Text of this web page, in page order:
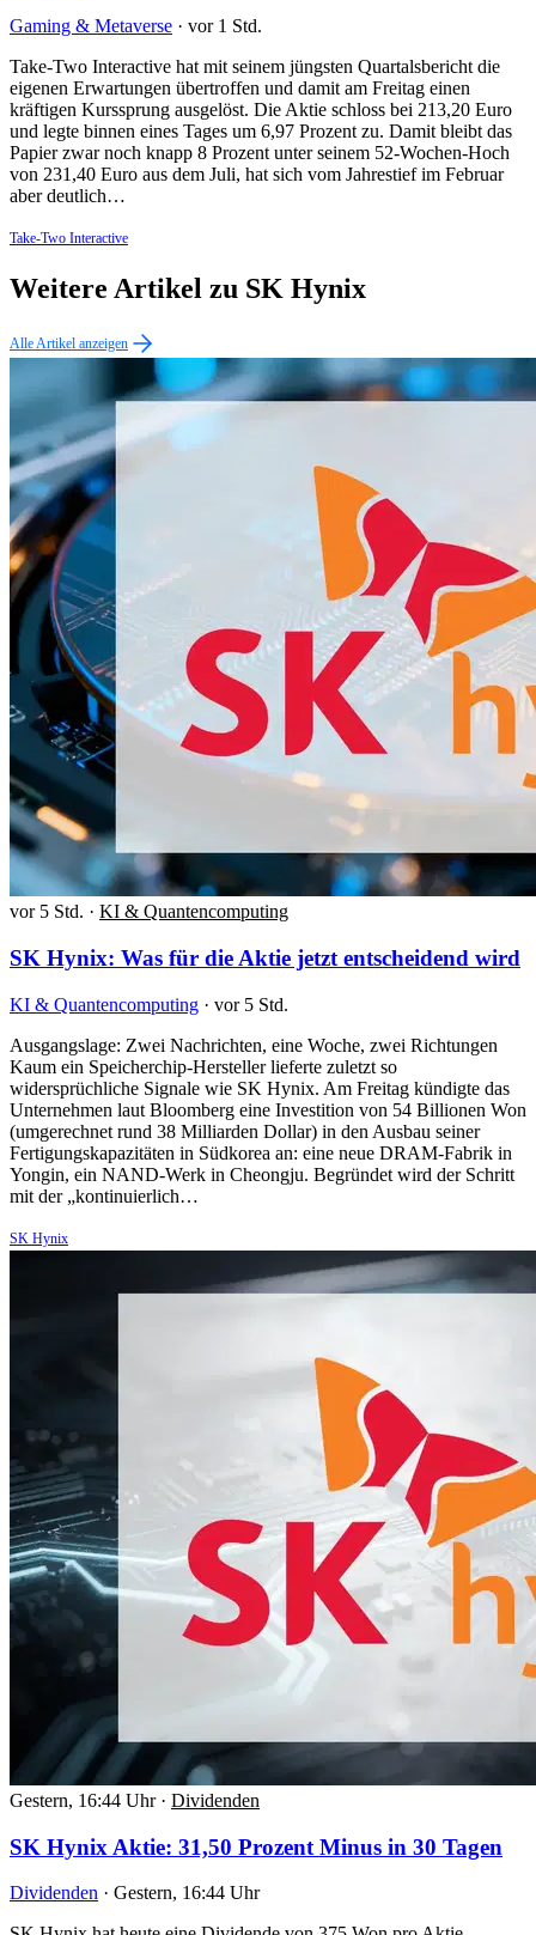
Gaming & Metaverse · vor 1 Std.
Take-Two Interactive hat mit seinem jüngsten Quartalsbericht die
eigenen Erwartungen übertroffen und damit am Freitag einen
kräftigen Kurssprung ausgelöst. Die Aktie schloss bei 213,20 Euro
und legte binnen eines Tages um 6,97 Prozent zu. Damit bleibt das
Papier zwar noch knapp 8 Prozent unter seinem 52-Wochen-Hoch
von 231,40 Euro aus dem Juli, hat sich vom Jahrestief im Februar
aber deutlich…
Take-Two Interactive
Weitere Artikel zu SK Hynix
Alle Artikel anzeigen
vor 5 Std. · KI & Quantencomputing
SK Hynix: Was für die Aktie jetzt entscheidend wird
KI & Quantencomputing · vor 5 Std.
Ausgangslage: Zwei Nachrichten, eine Woche, zwei Richtungen
Kaum ein Speicherchip-Hersteller lieferte zuletzt so
widersprüchliche Signale wie SK Hynix. Am Freitag kündigte das
Unternehmen laut Bloomberg eine Investition von 54 Billionen Won
(umgerechnet rund 38 Milliarden Dollar) in den Ausbau seiner
Fertigungskapazitäten in Südkorea an: eine neue DRAM-Fabrik in
Yongin, ein NAND-Werk in Cheongju. Begründet wird der Schritt
mit der „kontinuierlich…
SK Hynix
Gestern, 16:44 Uhr · Dividenden
SK Hynix Aktie: 31,50 Prozent Minus in 30 Tagen
Dividenden · Gestern, 16:44 Uhr